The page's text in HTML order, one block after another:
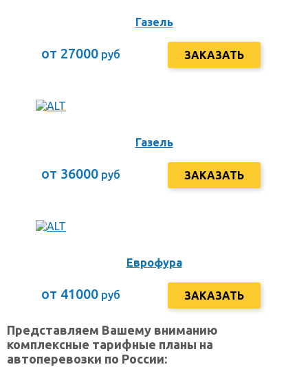
Газель
от 27000руб ЗАКАЗАТЬ
Газель
от 36000руб ЗАКАЗАТЬ
Еврофура
от 41000руб ЗАКАЗАТЬ
Представляем Вашему вниманию
комплексные тарифные планы на
автоперевозки по России: